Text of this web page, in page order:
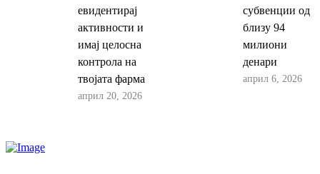
евидентирај
активности и
имај целосна
контрола на
твојата фарма
април 20, 2026
субвенции од
близу 94
милиони
денари
април 6, 2026